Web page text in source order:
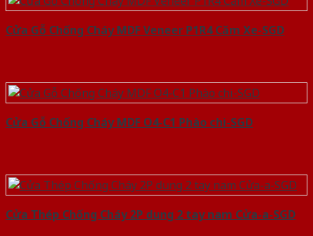
Cửa Gỗ Chống Cháy MDF Veneer P1R4 Căm Xe-SGD
Cửa Gỗ Chống Cháy MDF O4-C1 Phào chi-SGD
Cửa Thép Chống Cháy 2P dung 2 tay nam Cửa-a-SGD